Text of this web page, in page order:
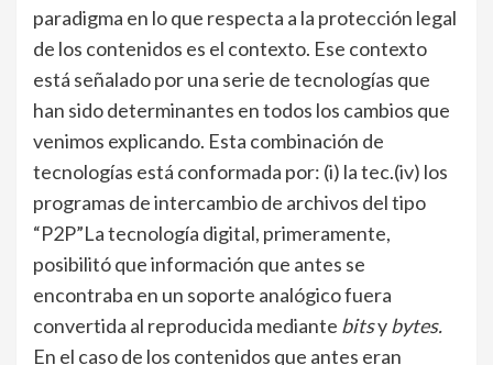
paradigma en lo que respecta a la protección legal
de los contenidos es el contexto. Ese contexto
está señalado por una serie de tecnologías que
han sido determinantes en todos los cambios que
venimos explicando. Esta combinación de
tecnologías está conformada por: (i) la tec.(iv) los
programas de intercambio de archivos del tipo
“P2P”La tecnología digital, primeramente,
posibilitó que información que antes se
encontraba en un soporte analógico fuera
convertida al reproducida mediante bitsybytes.
En el caso de los contenidos que antes eran